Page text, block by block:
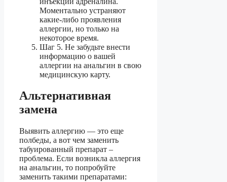
Моментально устраняют
какие-либо проявления
аллергии, но только на
некоторое время.
Шаг 5. Не забудьте внести
информацию о вашей
аллергии на анальгин в свою
медицинскую карту.
Альтернативная
замена
Выявить аллергию — это еще
полбеды, а вот чем заменить
табуированный препарат –
проблема. Если возникла аллергия
на анальгин, то попробуйте
заменить такими препаратами: